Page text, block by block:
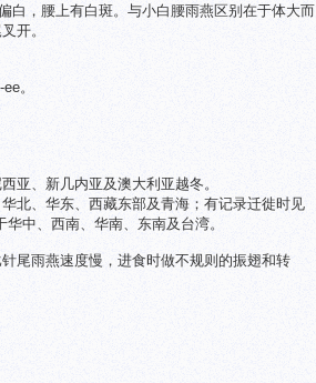
白，腰上有白斑。与小白腰雨燕区别在于体大而
开。
。
亚、新几内亚及澳大利亚越冬。
北、华东、西藏东部及青海；有记录迁徙时见
中、西南、华南、东南及台湾。
尾雨燕速度慢，进食时做不规则的振翅和转